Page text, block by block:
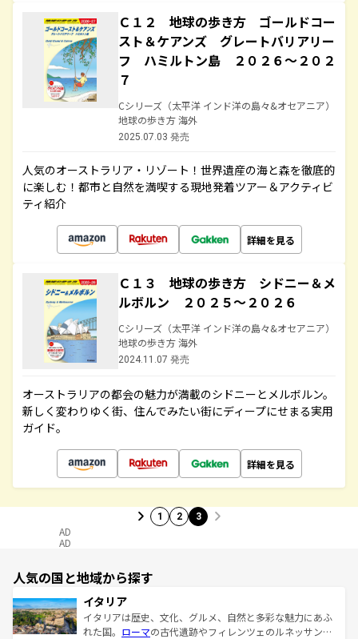
Ｃ１２ 地球の歩き方 ゴールドコー
スト＆ケアンズ グレートバリアリー
フ ハミルトン島 ２０２６～２０２
７
Cシリーズ（太平洋 インド洋の島々&オセアニア）
地球の歩き方 海外
2025.07.03 発売
人気のオーストラリア・リゾート！世界遺産の海と森を徹底的
に楽しむ！都市と自然を満喫する現地発着ツアー＆アクティビ
ティ紹介
詳細を見る
Ｃ１３ 地球の歩き方 シドニー＆メ
ルボルン ２０２５～２０２６
Cシリーズ（太平洋 インド洋の島々&オセアニア）
地球の歩き方 海外
2024.11.07 発売
オーストラリアの都会の魅力が満載のシドニーとメルボルン。
新しく変わりゆく街、住んでみたい街にディープにせまる実用
ガイド。
詳細を見る
1 2 3
AD
AD
人気の国と地域から探す
イタリア
イタリアは歴史、文化、グルメ、自然と多彩な魅力にあふ
れた国。 ローマの古代遺跡やフィレンツェのルネッサンス